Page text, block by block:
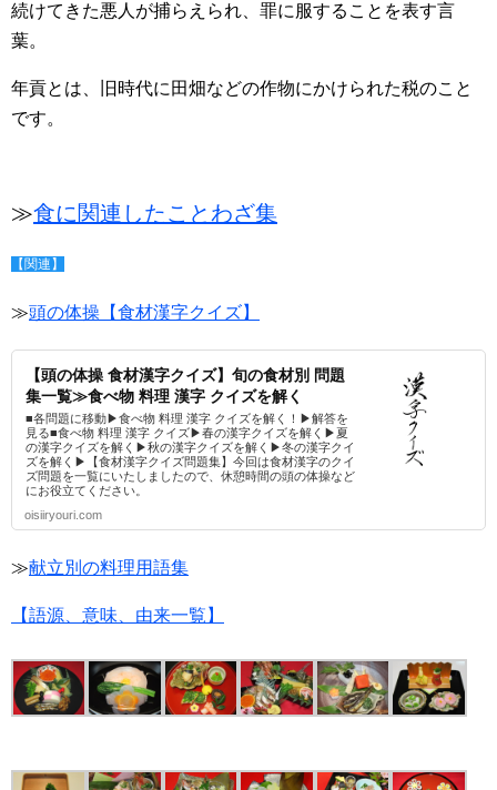
続けてきた悪人が捕らえられ、罪に服することを表す言
葉。
年貢とは、旧時代に田畑などの作物にかけられた税のこと
です。
≫食に関連したことわざ集
【関連】
≫頭の体操【食材漢字クイズ】
【頭の体操 食材漢字クイズ】旬の食材別 問題
集一覧≫食べ物 料理 漢字 クイズを解く
■各問題に移動▶食べ物 料理 漢字 クイズを解く！▶解答を
見る■食べ物 料理 漢字 クイズ▶春の漢字クイズを解く▶夏
の漢字クイズを解く▶秋の漢字クイズを解く▶冬の漢字クイ
ズを解く▶【食材漢字クイズ問題集】今回は食材漢字のクイ
ズ問題を一覧にいたしましたので、休憩時間の頭の体操など
にお役立てください。
oisiiryouri.com
≫献立別の料理用語集
【語源、意味、由来一覧】